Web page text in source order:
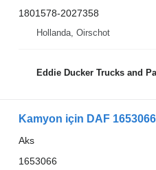
1801578-2027358
Hollanda, Oirschot
Eddie Ducker Trucks and
Kamyon için DAF
Aks
1653066